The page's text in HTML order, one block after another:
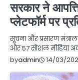
सरकार ने
प्लेटफॉर्म पर
सूचना और प्रसारण
और 57 सोशल मीडिया
byadmin 14/03/